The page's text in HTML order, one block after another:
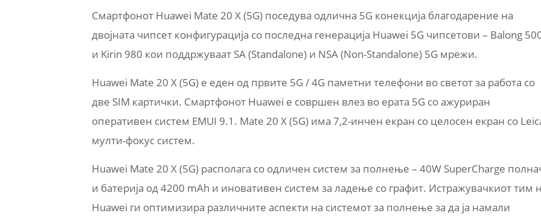
Смартфонот Huawei Mate 20 X (5G) поседува одлична 5G конекција благодарение на
двојната чипсет конфигурација со последна генерација Huawei 5G чипсетови – Balong
и Kirin 980 кои поддржуваат SA (Standalone) и NSA (Non-Standalone) 5G мрежи.
Huawei Mate 20 X (5G) е еден од првите 5G / 4G паметни телефони во светот за работа со
две SIM картички. Смартфонот Huawei е совршен влез во ерата 5G со ажуриран
оперативен систем EMUI 9.1. Mate 20 X (5G) има 7,2-инчен екран со целосен екран со
мулти-фокус систем.
Huawei Mate 20 X (5G) располага со одличен систем за полнење – 40W SuperCharge
и батерија од 4200 mAh и иновативен систем за ладење со графит. Истражувачкиот тим
Huawei ги оптимизира различните аспекти на системот за полнење за да ја намали